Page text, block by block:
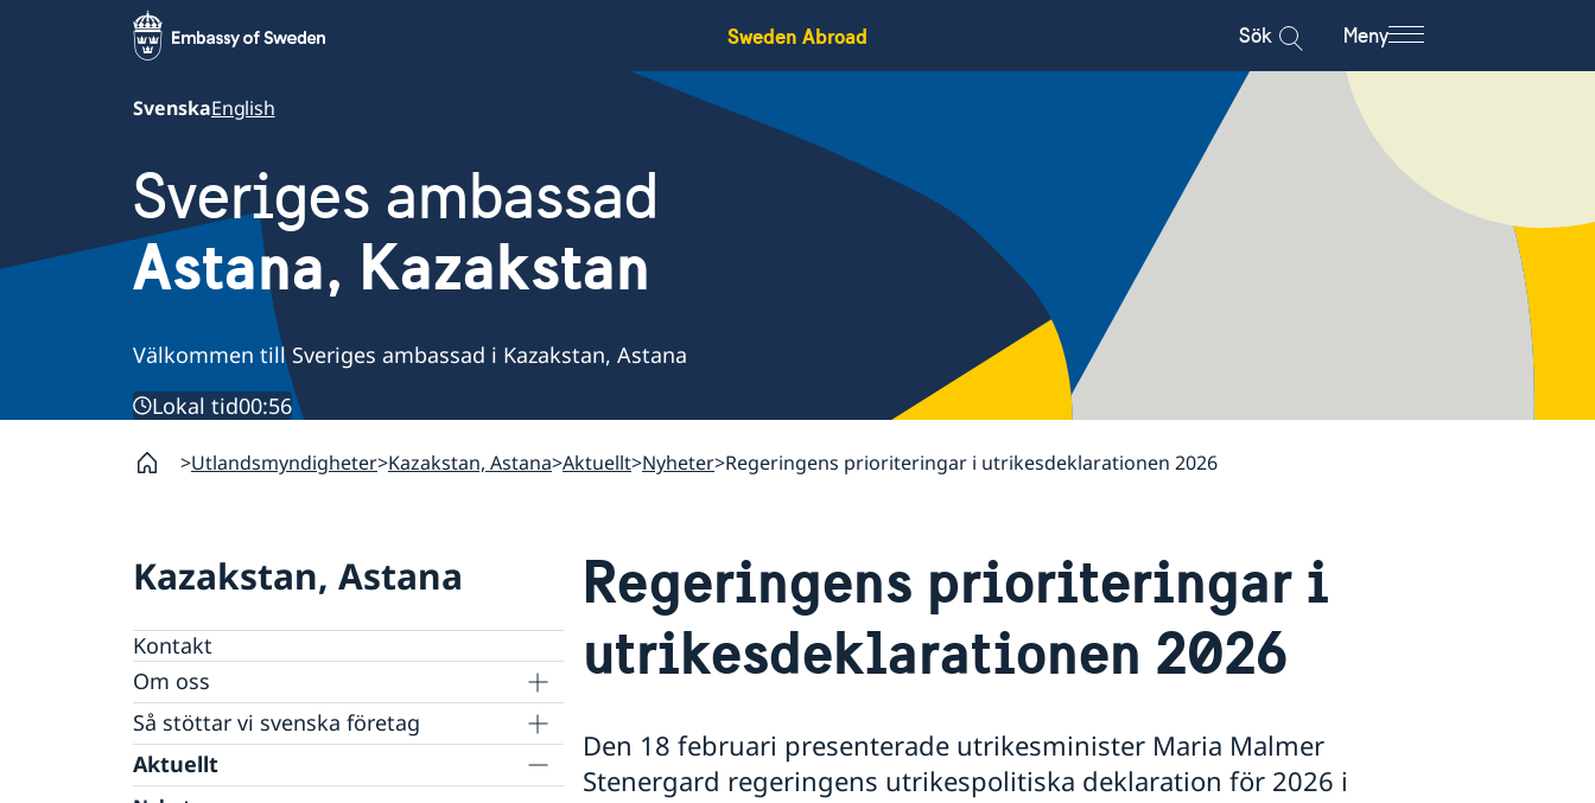
Sweden Abroad Sök Meny
SvenskaEnglish
Sveriges ambassad
Astana, Kazakstan
Välkommen till Sveriges ambassad i Kazakstan, Astana
Lokal tid00:56
Utlandsmyndigheter Kazakstan, Astana Aktuellt Nyheter Regeringens prioriteringar i utrikesdeklarationen 2026
Kazakstan, Astana
Kontakt
Om oss
Ambassadens personal
GDPR
Så stöttar vi svenska företag
Vi är en resurs för svenska företag
Team Sweden
Aktuellt
Regeringens prioriteringar i
utrikesdeklarationen 2026
Den 18 februari presenterade utrikesminister Maria Malmer
Stenergard regeringens utrikespolitiska deklaration för 2026 i